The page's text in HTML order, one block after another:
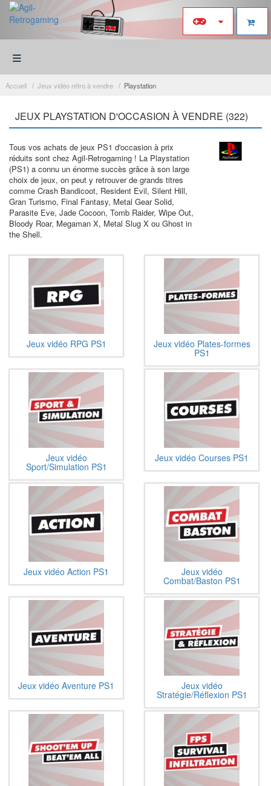
≡
Accueil Jeux vidéo rétro à vendre Playstation
JEUX PLAYSTATION D'OCCASION À VENDRE (322)
Tous vos achats de jeux PS1 d'occasion à prix
réduits sont chez Agil-Retrogaming ! La Playstation
(PS1) a connu un énorme succès grâce à son large
choix de jeux, on peut y retrouver de grands titres
comme Crash Bandicoot, Resident Evil, Silent Hill,
Gran Turismo, Final Fantasy, Metal Gear Solid,
Parasite Eve, Jade Cocoon, Tomb Raider, Wipe Out,
Bloody Roar, Megaman X, Metal Slug X ou Ghost in
the Shell.
Jeux vidéo RPG PS1 Jeux vidéo Plates-formes
PS1
Jeux vidéo
Sport/Simulation PS1
Jeux vidéo Courses PS1
Jeux vidéo Action PS1 Jeux vidéo
Combat/Baston PS1
Jeux vidéo Aventure PS1 Jeux vidéo
Stratégie/Réflexion PS1